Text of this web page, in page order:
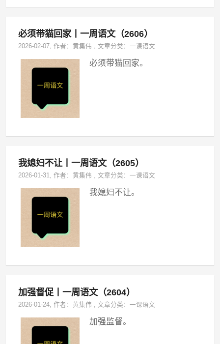
必须带猫回家丨一周语文（2606）
2026-02-07, 作者：黄集伟 ,文章分类：一课语文
必须带猫回家。
我媳妇不让丨一周语文（2605）
2026-01-31, 作者：黄集伟 ,文章分类：一课语文
我媳妇不让。
加强督促丨一周语文（2604）
2026-01-24, 作者：黄集伟 ,文章分类：一课语文
加强监督。